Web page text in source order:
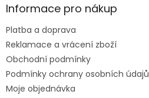
Informace pro nákup
Platba a doprava
Reklamace a vrácení zboží
Obchodní podmínky
Podmínky ochrany osobních údajů
Moje objednávka